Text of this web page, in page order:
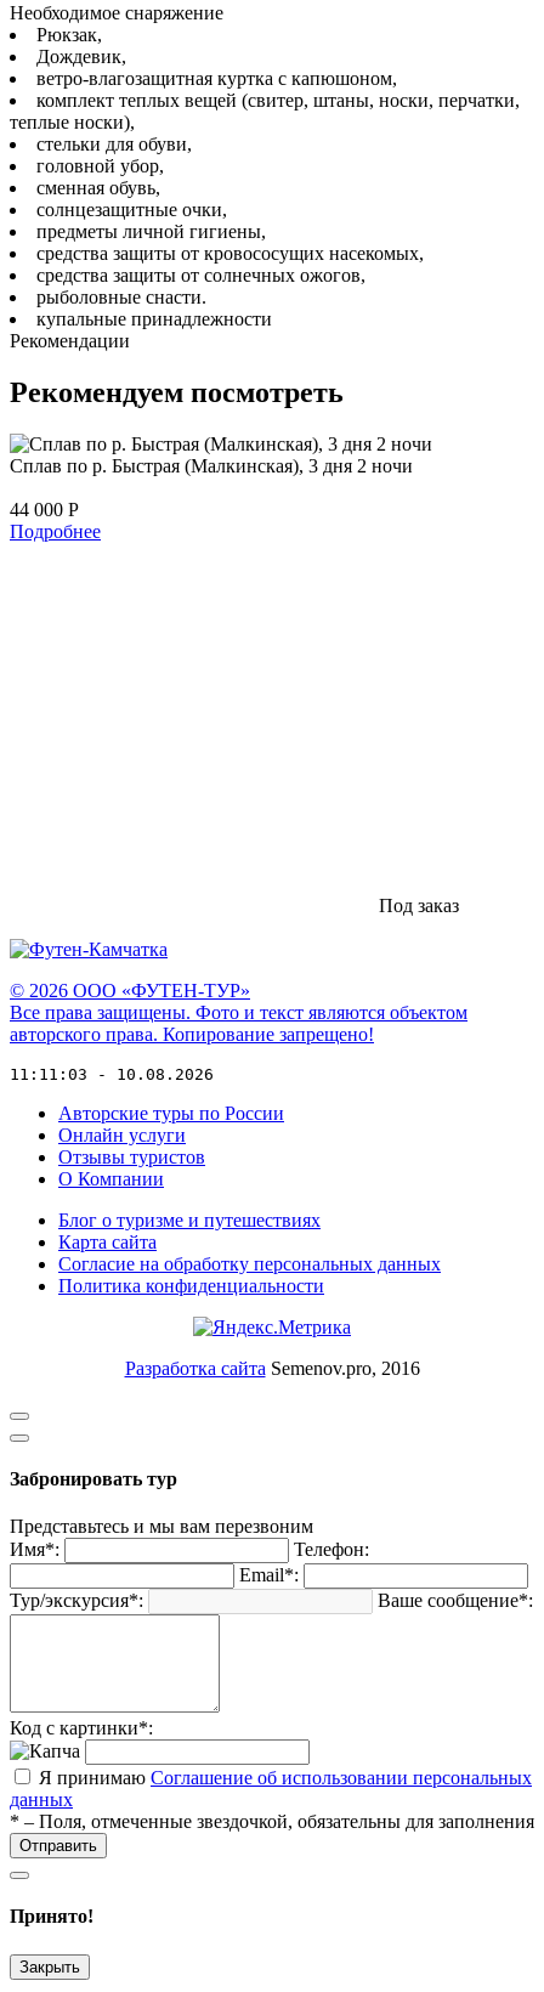
Необходимое снаряжение
Рюкзак,
Дождевик,
ветро-влагозащитная куртка с капюшоном,
комплект теплых вещей (свитер, штаны, носки, перчатки,
теплые носки),
стельки для обуви,
головной убор,
сменная обувь,
солнцезащитные очки,
предметы личной гигиены,
средства защиты от кровососущих насекомых,
средства защиты от солнечных ожогов,
рыболовные снасти.
купальные принадлежности
Рекомендации
Рекомендуем посмотреть
Сплав по р. Быстрая (Малкинская), 3 дня 2 ночи
44 000 Р
Подробнее
Под заказ
© 2026 ООО «ФУТЕН-ТУР»
Все права защищены. Фото и текст являются объектом
авторского права. Копирование запрещено!
11:11:03 - 10.08.2026
Авторские туры по России
Онлайн услуги
Отзывы туристов
О Компании
Блог о туризме и путешествиях
Карта сайта
Согласие на обработку персональных данных
Политика конфиденциальности
Разработка сайта Semenov.pro, 2016
Забронировать тур
Представьтесь и мы вам перезвоним
Имя*:
Телефон:
Email*:
Тур/экскурсия*:
Ваше сообщение*:
Код с картинки*:
Я принимаю Соглашение об использовании персональных
данных
* – Поля, отмеченные звездочкой, обязательны для заполнения
Отправить
Принято!
Закрыть